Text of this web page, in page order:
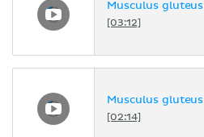
Musculus
[03:12]
Musculus
[02:14]